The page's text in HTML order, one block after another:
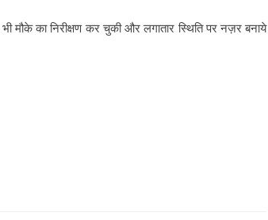
मौके का निरीक्षण कर चुकी और लगातार स्थिति पर नज़र बनाये